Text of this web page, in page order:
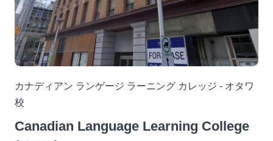
カナディアン ランゲージ ラーニング カレッジ - オタワ
校
Canadian Language Learning College